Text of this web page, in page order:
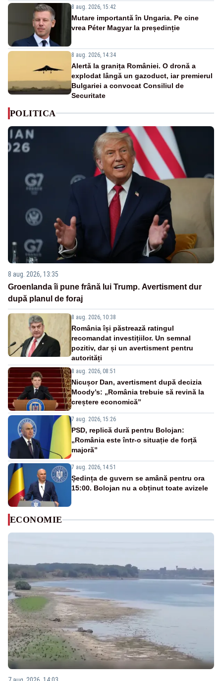
8 aug. 2026, 15:42
Mutare importantă în Ungaria. Pe cine
vrea Péter Magyar la președinție
8 aug. 2026, 14:34
Alertă la granița României. O dronă a
explodat lângă un gazoduct, iar premierul
Bulgariei a convocat Consiliul de
Securitate
POLITICA
8 aug. 2026, 13:35
Groenlanda îi pune frână lui Trump. Avertisment dur
după planul de foraj
8 aug. 2026, 10:38
România își păstrează ratingul
recomandat investițiilor. Un semnal
pozitiv, dar și un avertisment pentru
autorități
8 aug. 2026, 08:51
Nicușor Dan, avertisment după decizia
Moody’s: „România trebuie să revină la
creștere economică”
7 aug. 2026, 15:26
PSD, replică dură pentru Bolojan:
„România este într-o situație de forță
majoră”
7 aug. 2026, 14:51
Ședința de guvern se amână pentru ora
15:00. Bolojan nu a obținut toate avizele
ECONOMIE